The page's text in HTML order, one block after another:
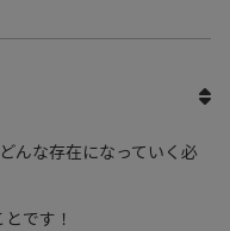
んな存在になっていく必
です！